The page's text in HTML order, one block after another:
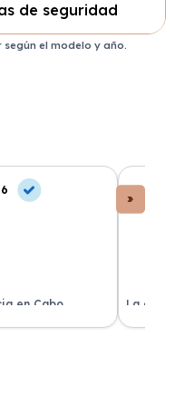
de seguridad
el modelo y año.
en Cabo
condiciones y sin
La
de